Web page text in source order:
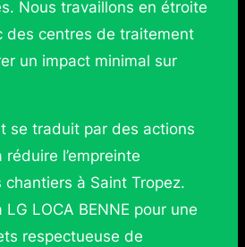
Nous travaillons en étroite
des centres de traitement
un impact minimal sur
se traduit par des actions
l’empreinte
à Saint Tropez.
LOCA BENNE pour une
respectueuse de